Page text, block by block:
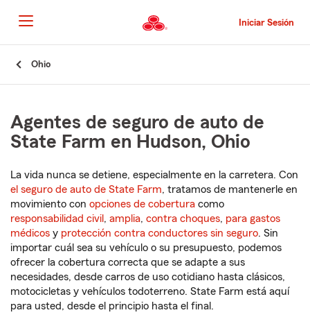
al
contenido
principal
Iniciar Sesión
Ohio
Agentes de seguro de auto de
State Farm en Hudson, Ohio
La vida nunca se detiene, especialmente en la carretera. Con
el seguro de auto de State Farm, tratamos de mantenerle en
movimiento con opciones de cobertura como
responsabilidad civil , amplia, contra choques, para gastos
médicos y protección contra conductores sin seguro. Sin
importar cuál sea su vehículo o su presupuesto, podemos
ofrecer la cobertura correcta que se adapte a sus
necesidades, desde carros de uso cotidiano hasta clásicos,
motocicletas y vehículos todoterreno. State Farm está aquí
para usted, desde el principio hasta el final.